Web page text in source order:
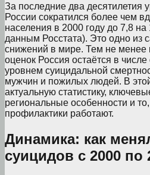
За последние два десятилетия
России сократился более чем
населения в 2000 году до 7,8
данным Росстата). Это одно из
снижений в мире. Тем не
оценок Россия остаётся в
уровнем суицидальной
мужчин и пожилых людей. В
актуальную статистику,
региональные особенности и
профилактики работают.
Динамика: как
суицидов с 2000 по